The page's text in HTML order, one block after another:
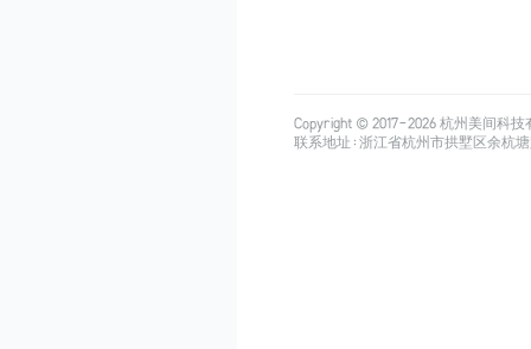
Copyright © 2017-2026杭州美间科技
联系地址：浙江省杭州市拱墅区余杭